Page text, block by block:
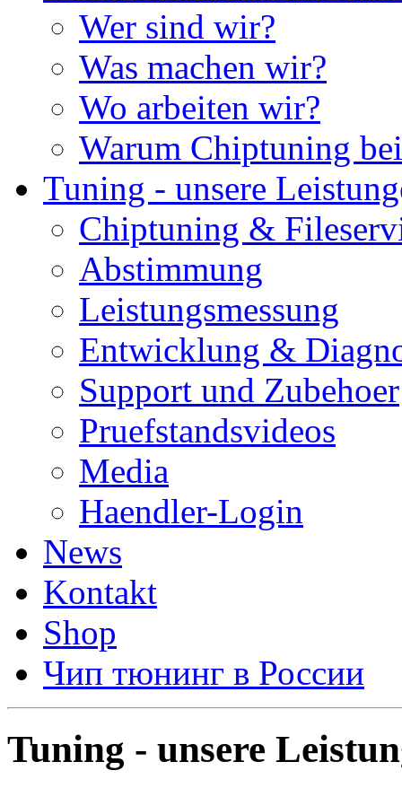
Wer sind wir?
Was machen wir?
Wo arbeiten wir?
Warum Chiptuning
Tuning - unsere
Chiptuning &
Abstimmung
Leistungsmessung
Entwicklung &
Support und Zubehoer
Pruefstandsvideos
Media
Haendler-Login
News
Kontakt
Shop
Чип тюнинг в России
Tuning - unsere